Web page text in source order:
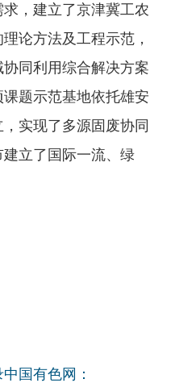
，建立了京津冀工农
论方法及工程示范，
同利用综合解决方案
题示范基地依托雄安
实现了多源固废协同
立了国际一流、绿
国有色网：